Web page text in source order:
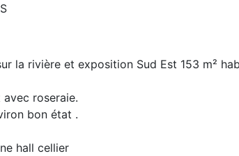
la rivière et exposition Sud Est 153 m²
avec roseraie.
bon état .
hall cellier